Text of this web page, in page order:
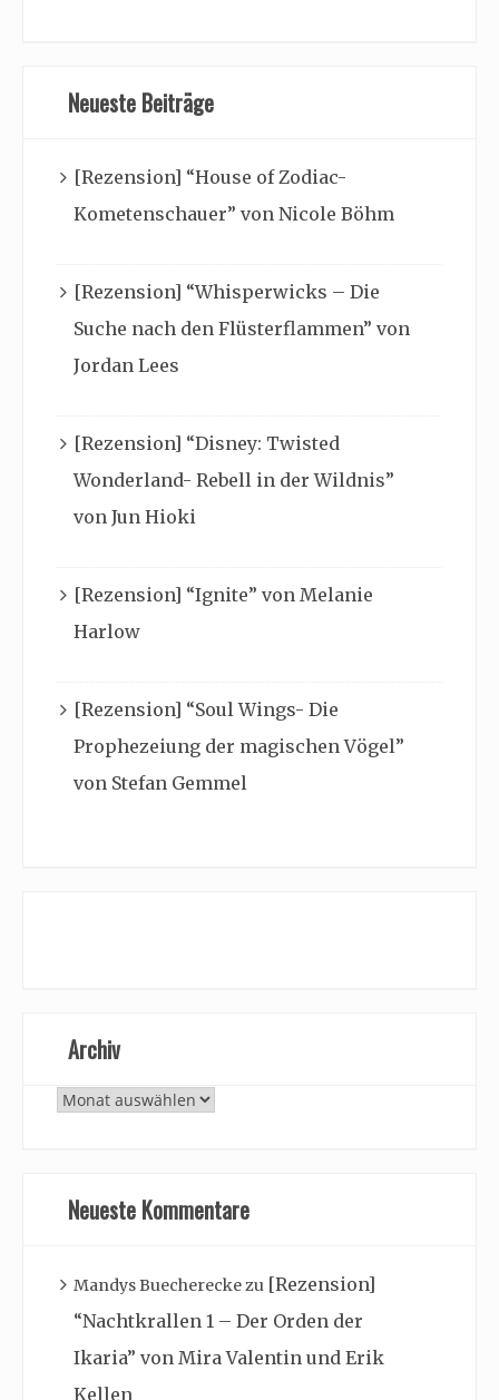
Neueste Beiträge
[Rezension] “House of Zodiac-
Kometenschauer” von Nicole Böhm
[Rezension] “Whisperwicks – Die
Suche nach den Flüsterflammen” von
Jordan Lees
[Rezension] “Disney: Twisted
Wonderland- Rebell in der Wildnis”
von Jun Hioki
[Rezension] “Ignite” von Melanie
Harlow
[Rezension] “Soul Wings- Die
Prophezeiung der magischen Vögel”
von Stefan Gemmel
Archiv
Archiv
Neueste Kommentare
Mandys Buechereckezu [Rezension]
“Nachtkrallen 1 – Der Orden der
Ikaria” von Mira Valentin und Erik
Kellen